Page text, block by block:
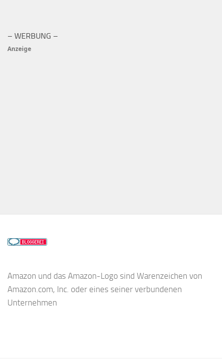
– WERBUNG –
Anzeige
Amazon und das Amazon-Logo sind Warenzeichen von
Amazon.com, Inc. oder eines seiner verbundenen
Unternehmen